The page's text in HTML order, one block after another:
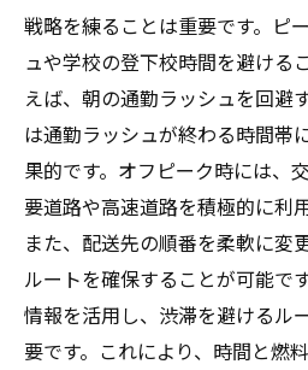
戦略を練ることは重要です。ピ
ュや学校の登下校時間を避ける
えば、朝の通勤ラッシュを回避
は通勤ラッシュが終わる時間帯
果的です。オフピーク時には、
要道路や高速道路を積極的に利
また、配送先の順番を柔軟に変
ルートを確保することが可能で
情報を活用し、渋滞を避けるル
要です。これにより、時間と燃